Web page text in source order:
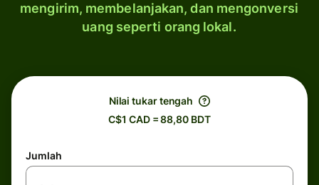
mengirim, membelanjakan, dan mengonversi
uang seperti orang lokal.
Nilai tukar tengah
C$1 CAD = 88,80 BDT
Jumlah